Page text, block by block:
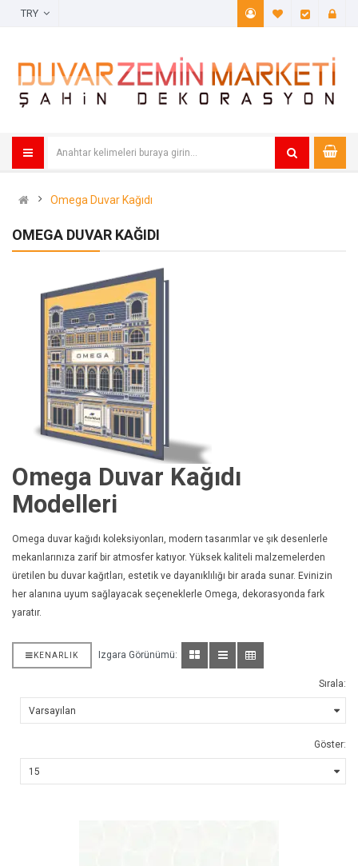
A. Listem
Omega Duvar Kağıdı
OMEGA DUVAR KAĞIDI
Omega Duvar Kağıdı
Modelleri
Omega duvar kağıdı koleksiyonları, modern tasarımlar ve şık desenlerle
mekanlarınıza zarif bir atmosfer katıyor. Yüksek kaliteli malzemelerden
üretilen bu duvar kağıtları, estetik ve dayanıklılığı bir arada sunar. Evinizin
her alanına uyum sağlayacak seçeneklerle Omega, dekorasyonda fark
yaratır.
KENARLIK Izgara Görünümü:
Sırala:
Göster: